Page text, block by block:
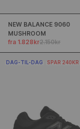
NEW BALANCE 9060
MUSHROOM
fra 1.828kr2.150kr
DAG-TIL-DAG SPAR 240KR